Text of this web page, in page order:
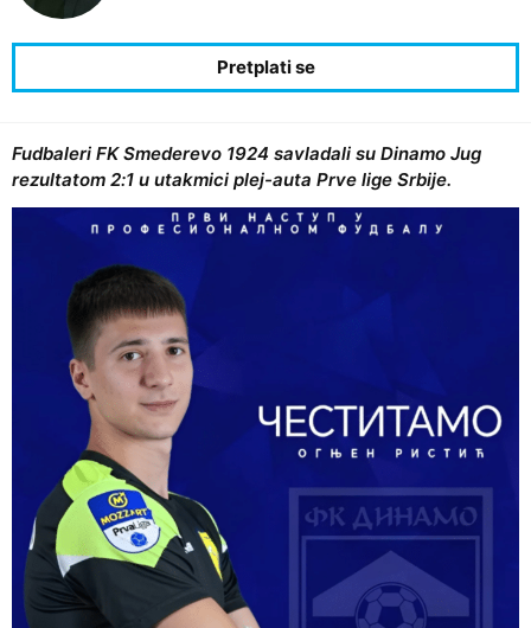
Fudbaleri FK Smederevo 1924 savladali su Dinamo Jug
rezultatom 2:1 u utakmici plej-auta Prve lige Srbije.